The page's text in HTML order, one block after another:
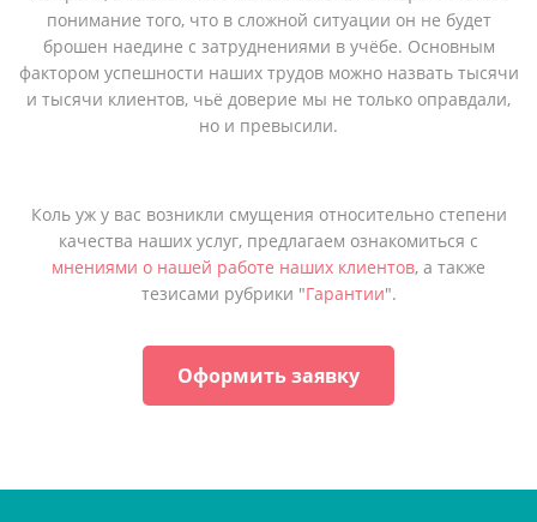
понимание того, что в сложной ситуации он не будет
брошен наедине с затруднениями в учёбе. Основным
фактором успешности наших трудов можно назвать тысячи
и тысячи клиентов, чьё доверие мы не только оправдали,
но и превысили.
Коль уж у вас возникли смущения относительно степени
качества наших услуг, предлагаем ознакомиться с
мнениями о нашей работе наших клиентов, а также
тезисами рубрики "Гарантии".
Оформить заявку